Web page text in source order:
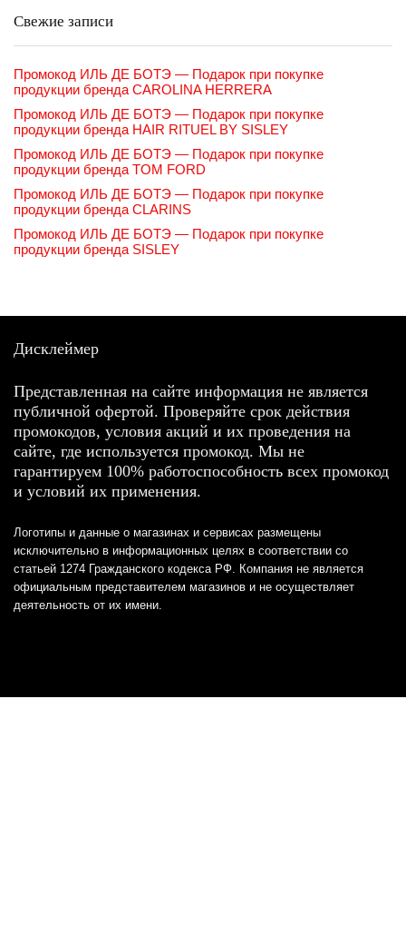
Свежие записи
Промокод ИЛЬ ДЕ БОТЭ — Подарок при покупке
продукции бренда CAROLINA HERRERA
Промокод ИЛЬ ДЕ БОТЭ — Подарок при покупке
продукции бренда HAIR RITUEL BY SISLEY
Промокод ИЛЬ ДЕ БОТЭ — Подарок при покупке
продукции бренда TOM FORD
Промокод ИЛЬ ДЕ БОТЭ — Подарок при покупке
продукции бренда CLARINS
Промокод ИЛЬ ДЕ БОТЭ — Подарок при покупке
продукции бренда SISLEY
Дисклеймер
Представленная на сайте информация не является
публичной офертой. Проверяйте срок действия
промокодов, условия акций и их проведения на
сайте, где используется промокод. Мы не
гарантируем 100% работоспособность всех промокод
и условий их применения.
Логотипы и данные о магазинах и сервисах размещены
исключительно в информационных целях в соответствии со
статьей 1274 Гражданского кодекса РФ. Компания не является
официальным представителем магазинов и не осуществляет
деятельность от их имени.